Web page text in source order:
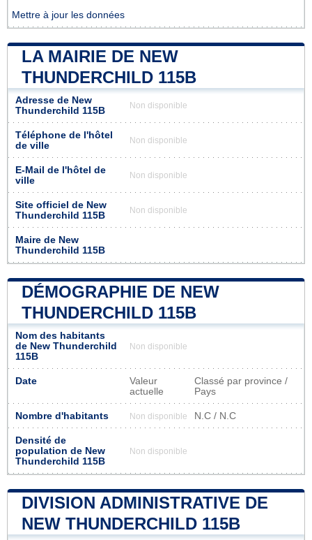
Mettre à jour les données
LA MAIRIE DE NEW
THUNDERCHILD 115B
Adresse de New
Thunderchild 115B
Non disponible
Téléphone de l'hôtel
de ville
Non disponible
E-Mail de l'hôtel de
ville
Non disponible
Site officiel de New
Thunderchild 115B
Non disponible
Maire de New
Thunderchild 115B
DÉMOGRAPHIE DE NEW
THUNDERCHILD 115B
Nom des habitants
de New Thunderchild
115B
Non disponible
Date
Valeur
actuelle
Classé par province /
Pays
Nombre d'habitants Non disponible N.C / N.C
Densité de
population de New
Thunderchild 115B
Non disponible
DIVISION ADMINISTRATIVE DE
NEW THUNDERCHILD 115B